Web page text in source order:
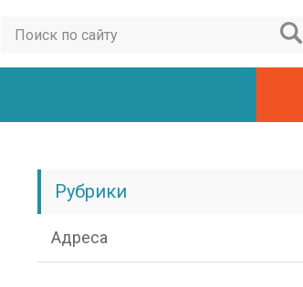
Рубрики
Адреса